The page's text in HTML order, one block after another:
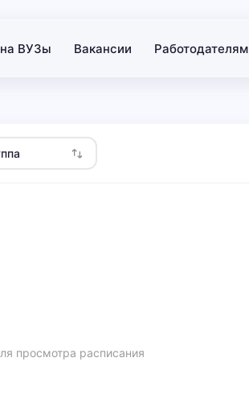
ВУЗы Вакансии Работодателям
просмотра расписания